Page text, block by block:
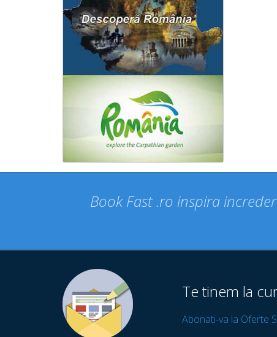
Book Fast .ro inspira
Te tinem la
Abonati-va la Oferte